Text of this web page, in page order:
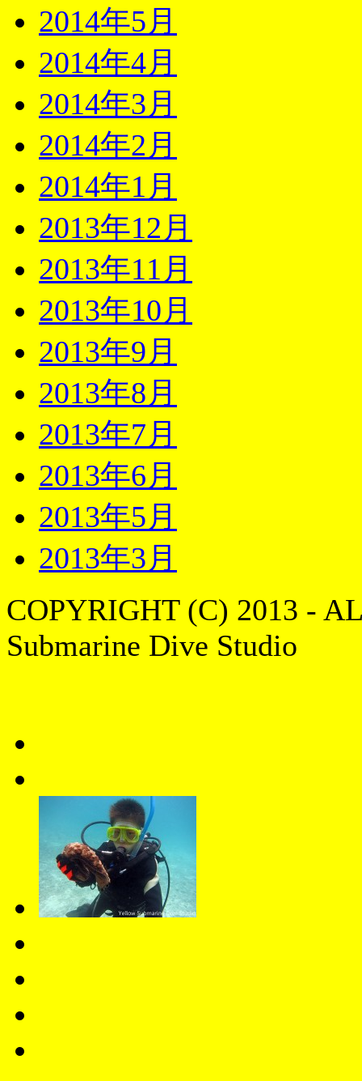
2014年5月
2014年4月
2014年3月
2014年2月
2014年1月
2013年12月
2013年11月
2013年10月
2013年9月
2013年8月
2013年7月
2013年6月
2013年5月
2013年3月
COPYRIGHT (C) 2013 -
Submarine Dive Studio